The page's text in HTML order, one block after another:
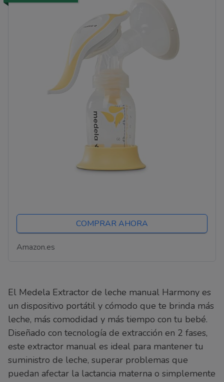
COMPRAR AHORA
Amazon.es
El Medela Extractor de leche manual Harmony es
un dispositivo portátil y cómodo que te brinda más
leche, más comodidad y más tiempo con tu bebé.
Diseñado con tecnología de extracción en 2 fases,
este extractor manual es ideal para mantener tu
suministro de leche, superar problemas que
puedan afectar la lactancia materna o simplemente